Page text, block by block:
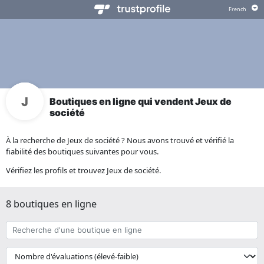
Boutiques en ligne qui vendent Jeux de
société
À la recherche de Jeux de société ? Nous avons trouvé et vérifié la
fiabilité des boutiques suivantes pour vous.
Vérifiez les profils et trouvez Jeux de société.
8 boutiques en ligne
Recherche
d'une
boutique
{{